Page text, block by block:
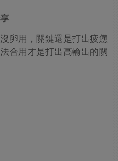
卵用，關鍵還是打出疲憊
合用才是打出高輸出的關